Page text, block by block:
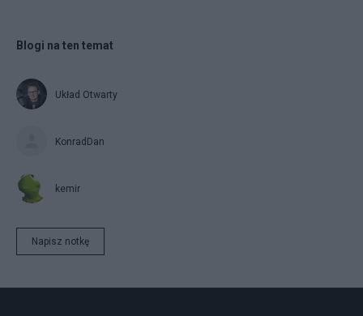
Blogi na ten temat
Układ Otwarty
KonradDan
kemir
Napisz notkę